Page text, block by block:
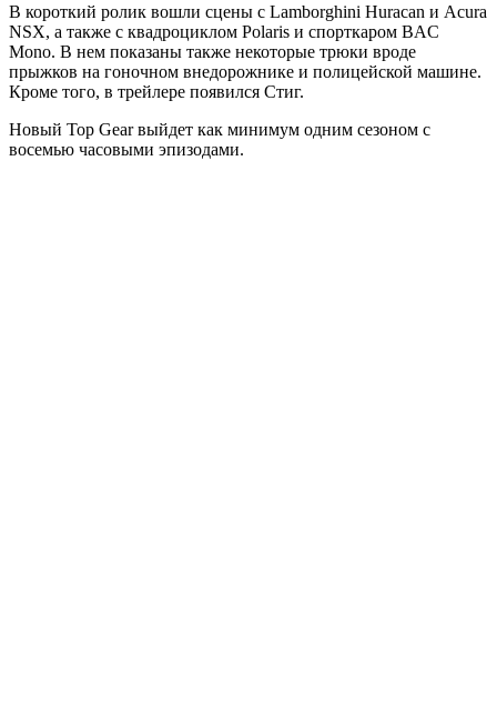
В короткий ролик вошли сцены с Lamborghini Huracan и Acura
NSX, а также с квадроциклом Polaris и спорткаром BAC
Mono. В нем показаны также некоторые трюки вроде
прыжков на гоночном внедорожнике и полицейской машине.
Кроме того, в трейлере появился Стиг.
Новый Top Gear выйдет как минимум одним сезоном с
восемью часовыми эпизодами.